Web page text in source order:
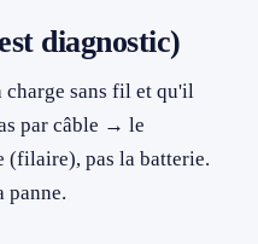
diagnostic)
charge sans fil et qu'il
par câble → le
(filaire), pas la batterie.
panne.